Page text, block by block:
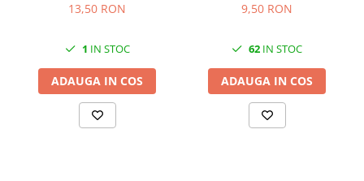
13,50 RON
1 IN STOC
ADAUGA IN COS
9,50 RON
62 IN STOC
ADAUGA IN COS